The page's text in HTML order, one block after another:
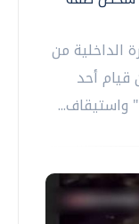
الداخلية من
أحد
واستيقاف...